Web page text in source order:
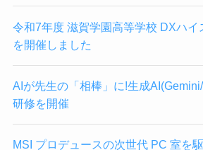
令和7年度 滋賀学園高等学校 DXハイ
を開催しました
AIが先生の「相棒」に!生成
研修を開催
MSI プロデュースの次世代 PC 室を